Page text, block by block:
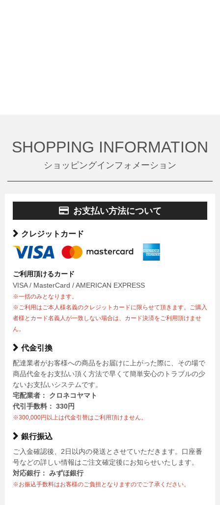
SHOPPING INFORMATION
ショッピングインフォメーション
お支払い方法について
クレジットカード
ご利用頂けるカード
VISA / MasterCard / AMERICAN EXPRESS
※一括のみとなります。
※ご利用はご本人様名義のクレジットカードに限らせて頂きます。ご購入
者様とカード名義人が一致しない場合は、カード決済をご利用頂けませ
ん。
代金引換
配達業者がお客様への商品をお届けに上がった際に、その場で
商品代金をお支払い頂く方法で早くて簡単安心のトラブルの少
ないお支払いシステムです。
宅配業者： クロネコヤマト
代引手数料： 330円
※300,000円以上は代金引替はご利用頂けません。
銀行振込
ご入金確認後、2日以内の発送とさせていただきます。口座番
号などの詳しい情報はご注文確定後にお知らせいたします。
対応銀行： みずほ銀行
※お振込手数料はお客様のご負担となりますのでご了承ください。